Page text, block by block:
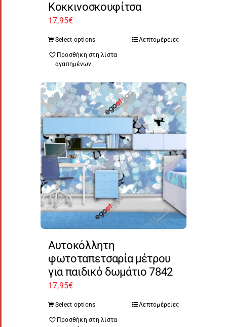
Κοκκινοσκουφίτσα
17,95€
Select options Λεπτομέρειες
Προσθήκη στη λίστα
αγαπημένων
Αυτοκόλλητη
φωτοταπετσαρία μέτρου
για παιδικό δωμάτιο 7842
17,95€
Select options Λεπτομέρειες
Προσθήκη στη λίστα